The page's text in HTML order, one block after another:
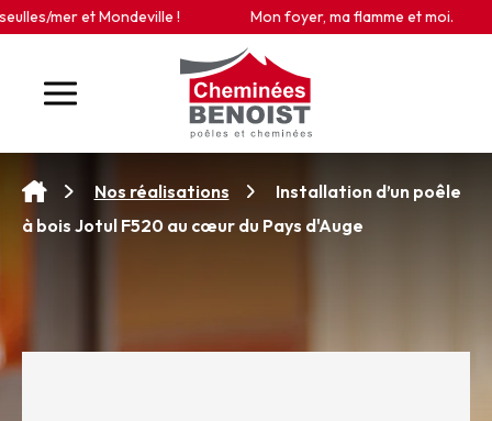
mer et Mondeville ! Mon foyer, ma flamme et moi.
Nos réalisations
Installation d’un poêle
à bois Jotul F520 au cœur du Pays d'Auge
Panneau de gestion des cookies